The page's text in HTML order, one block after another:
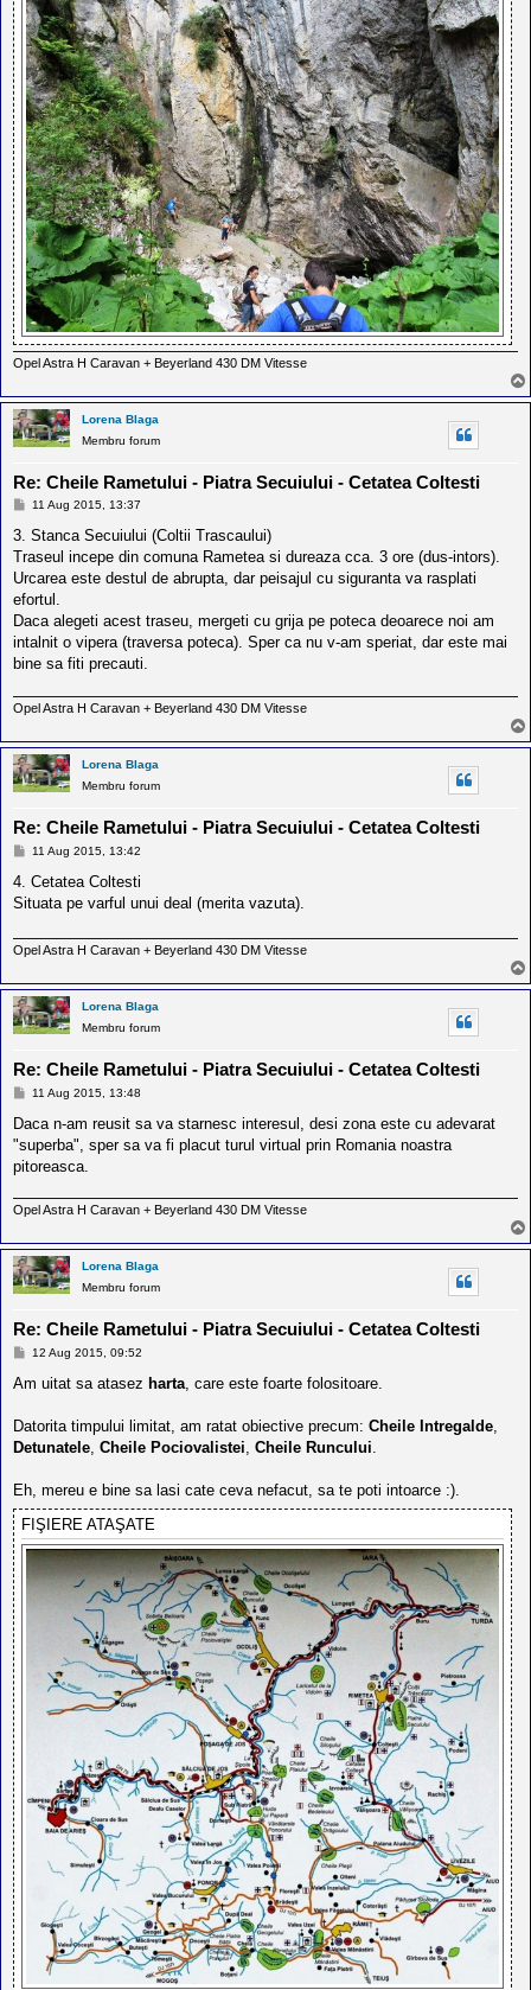
Opel Astra H Caravan + Beyerland 430 DM Vitesse
Lorena Blaga
Membru forum
Re: Cheile Rametului - Piatra Secuiului - Cetatea Coltesti
M
s
j
11 Aug 2015, 13:37
3. Stanca Secuiului (Coltii Trascaului)
Traseul incepe din comuna Rametea si dureaza cca. 3 ore (dus-intors).
Urcarea este destul de abrupta, dar peisajul cu siguranta va rasplati
efortul.
Daca alegeti acest traseu, mergeti cu grija pe poteca deoarece noi am
intalnit o vipera (traversa poteca). Sper ca nu v-am speriat, dar este mai
bine sa fiti precauti.
Opel Astra H Caravan + Beyerland 430 DM Vitesse
Lorena Blaga
Membru forum
Re: Cheile Rametului - Piatra Secuiului - Cetatea Coltesti
M
s
j
11 Aug 2015, 13:42
4. Cetatea Coltesti
Situata pe varful unui deal (merita vazuta).
Opel Astra H Caravan + Beyerland 430 DM Vitesse
Lorena Blaga
Membru forum
Re: Cheile Rametului - Piatra Secuiului - Cetatea Coltesti
M
s
j
11 Aug 2015, 13:48
Daca n-am reusit sa va starnesc interesul, desi zona este cu adevarat
"superba", sper sa va fi placut turul virtual prin Romania noastra
pitoreasca.
Opel Astra H Caravan + Beyerland 430 DM Vitesse
Lorena Blaga
Membru forum
Re: Cheile Rametului - Piatra Secuiului - Cetatea Coltesti
M
s
12 Aug 2015, 09:52
Am uitat sa atasez harta , care este foarte folositoare.
Datorita timpului limitat, am ratat obiective precum: Cheile Intregalde
Detunatele Cheile Pociovalistei Cheile Runcului
Eh, mereu e bine sa lasi cate ceva nefacut, sa te poti intoarce :).
FIŞIERE ATAŞATE